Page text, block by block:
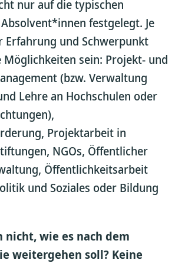
nur auf die typischen
festgelegt. Je
Erfahrung und Schwerpunkt
sein: Projekt- und
(bzw. Verwaltung
Lehre an Hochschulen oder
Projektarbeit in
NGOs, Öffentlicher
Öffentlichkeitsarbeit
und Soziales oder Bildung
nicht, wie es nach dem
weitergehen soll? Keine